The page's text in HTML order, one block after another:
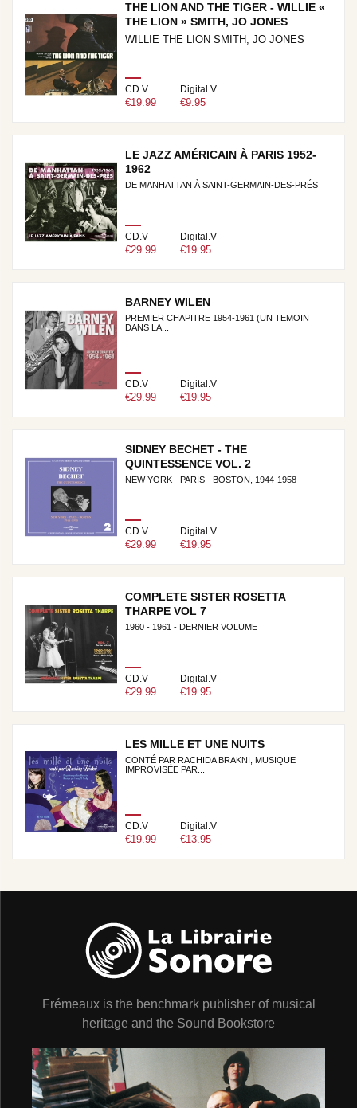
THE LION AND THE TIGER - WILLIE «
THE LION » SMITH, JO JONES
WILLIE THE LION SMITH, JO JONES
CD.V
€19.99
Digital.V
€9.95
LE JAZZ AMÉRICAIN À PARIS 1952-
1962
DE MANHATTAN À SAINT-GERMAIN-DES-PRÉS
CD.V
€29.99
Digital.V
€19.95
BARNEY WILEN
PREMIER CHAPITRE 1954-1961 (UN TEMOIN
DANS LA...
CD.V
€29.99
Digital.V
€19.95
SIDNEY BECHET - THE
QUINTESSENCE VOL. 2
NEW YORK - PARIS - BOSTON, 1944-1958
CD.V
€29.99
Digital.V
€19.95
COMPLETE SISTER ROSETTA
THARPE VOL 7
1960 - 1961 - DERNIER VOLUME
CD.V
€29.99
Digital.V
€19.95
LES MILLE ET UNE NUITS
CONTÉ PAR RACHIDA BRAKNI, MUSIQUE
IMPROVISÉE PAR...
CD.V
€19.99
Digital.V
€13.95
Frémeaux is the benchmark publisher of musical
heritage and the Sound Bookstore